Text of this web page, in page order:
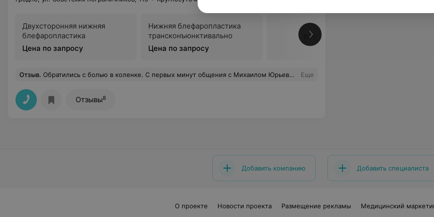
Двухсторонняя нижняя
блефаропластика
Цена по запросу
Нижняя блефаропластика
трансконъюнктивально
Цена по запросу
Все цены
Отзыв. Обратились с болью в коленке. С первых минут общения с Михаилом Юрьевичем стало ясно, что перед нами настоящий профессионал своего дела. Его глубокие знания в области травматологии и ортопедии вызывают доверие. Он внимательно выслушал все жалобы, провёл тщательное обследование и объяснил каждую деталь предстоящего лечения. Я чувствовала себя в надежных руках. Еще
Отзывы8
Добавить компанию Добавить специалиста
О проекте Новости проекта Размещение рекламы
Медицинский